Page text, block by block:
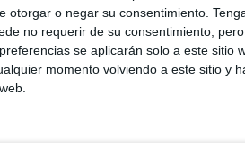
otorgar o negar su consentimiento.
no requerir de su consentimiento,
se aplicarán solo a este sitio
momento volviendo a este sitio y
lado, delMando de Canarias del
comprende todas las actividades
que sus unidades llevan a
los centros de adiestramiento y